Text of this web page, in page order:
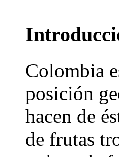
Colombia
posición
hacen de
de frutas